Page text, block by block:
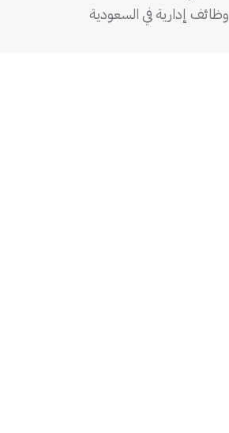
وظائف إدارية في السعودية